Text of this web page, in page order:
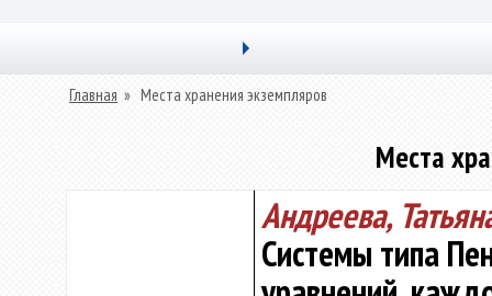
Главная » Места хранения экземпляров
Места
Андреева,
Системы типа